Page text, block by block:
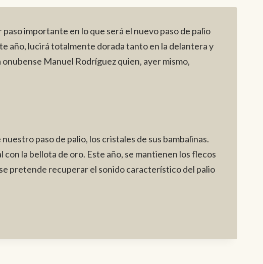
importante en lo que será el nuevo paso de palio
año, lucirá totalmente dorada tanto en la delantera y
Manuel Rodríguez quien, ayer mismo,
paso de palio, los cristales de sus bambalinas.
la bellota de oro. Este año, se mantienen los flecos
pretende recuperar el sonido característico del palio